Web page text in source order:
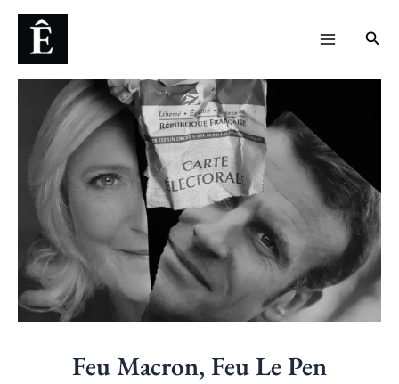
Aller
contenu
Feu Macron, Feu Le Pen
Navigation
articles